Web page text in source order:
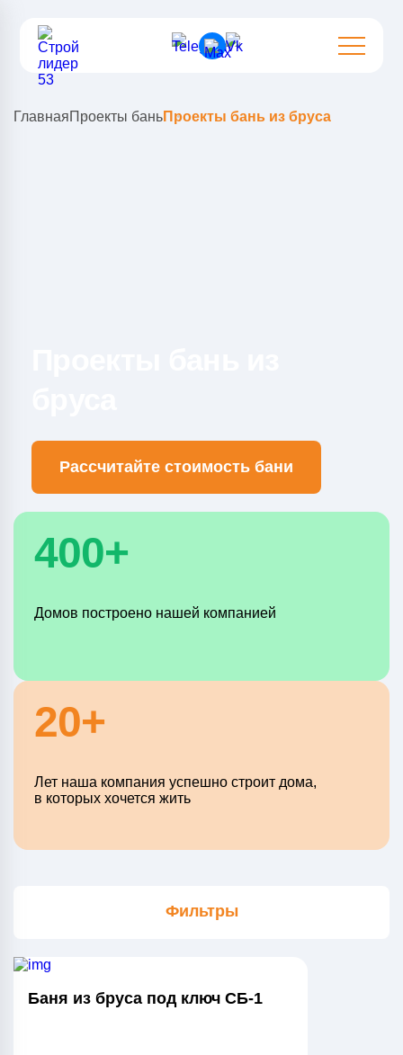
ГлавнаяПроекты баньПроекты бань из бруса
Рассчитайте стоимость бани
400+
Домов построено нашей компанией
20+
Лет наша компания успешно строит дома,
в которых хочется жить
Фильтры
Баня из бруса под ключ СБ-1